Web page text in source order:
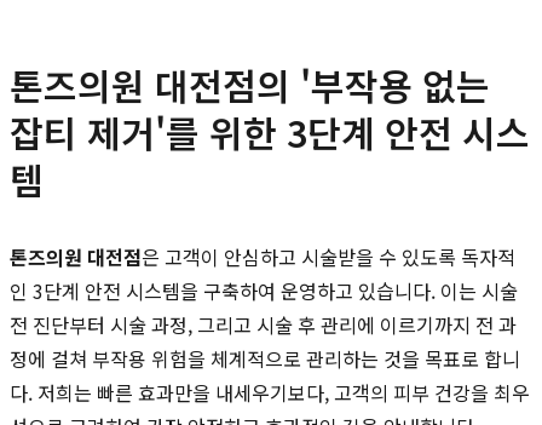
톤즈의원 대전점의 '부작용 없는
잡티 제거'를 위한 3단계 안전 시스
템
톤즈의원 대전점은 고객이 안심하고 시술받을 수 있도록 독자적
인 3단계 안전 시스템을 구축하여 운영하고 있습니다. 이는 시술
전 진단부터 시술 과정, 그리고 시술 후 관리에 이르기까지 전 과
정에 걸쳐 부작용 위험을 체계적으로 관리하는 것을 목표로 합니
다. 저희는 빠른 효과만을 내세우기보다, 고객의 피부 건강을 최우